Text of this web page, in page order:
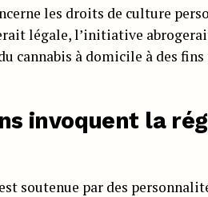
les droits de culture
légale, l’initiative
cannabis à domicile à des
invoquent la
soutenue par des